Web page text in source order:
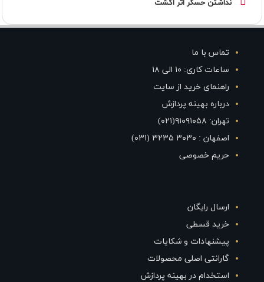
نداشتن حسگر اثر اگشت
تماس با ما
ساعات کاری: ۱۰ الی ۱۸
راهنمای خرید از سایت
درباره بهینه پردازش
تهران: ۹۱۰۹۱۰۵۸(۰۲۱)
اصفهان : ۳۰۳۰ ۳۲۳۵ (۰۳۱)
حریم خصوصی
ارسال رایگان
خرید قسطی
پیشنهادات و شکایات
گارانتی اصلی محصولات
استخدام در بهینه پردازش